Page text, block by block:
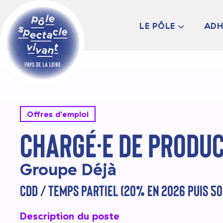
LE PÔLE
Offres d'emploi
Chargé·e de
Groupe Déjà
CDD / TEMPS PARTIEL (20% EN 2026 PUIS
Description du poste